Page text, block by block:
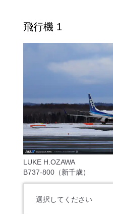
飛行機 1
LUKE H.OZAWA
B737-800（新千歳）
選択してください